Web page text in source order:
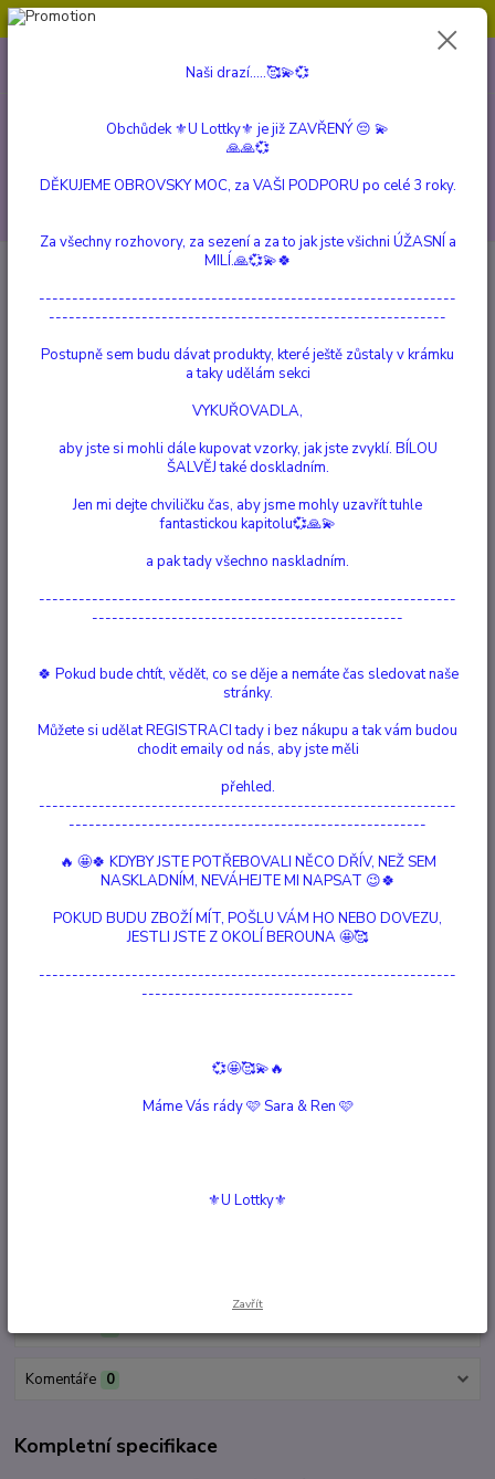
CZK
Modrý Krajkový Achát a Labradorit, náramek
Modrý Krajkový Achát a
Labradorit, náramek
Ohodnotit produkt
Krajkového Achátu a mosazných korálků. Děsíte se obtížného
rozhovoru? Modrý Achát zůstává vždy klid...
Není skladem
Nejsme plátci DPH
1 248 Kč ks
Momentálně není k dispozici
90010
Délka:
16-22 cm
Lapis Lazuli, zlatý náramek
Komentáře 0
Kompletní specifikace
Naši drazí.....🥰💫💞
Obchůdek ⚜️U Lottky⚜️ je již ZAVŘENÝ 😔 💫
🙏🙏💞
DĚKUJEME OBROVSKY MOC, za VAŠI PODPORU po celé 3 roky.
Za všechny rozhovory, za sezení a za to jak jste všichni ÚŽASNÍ a
MILÍ.🙏💞💫🍀
---------------------------------------------------------------
------------------------------------------------------------
Postupně sem budu dávat produkty, které ještě zůstaly v krámku
a taky udělám sekci
VYKUŘOVADLA,
aby jste si mohli dále kupovat vzorky, jak jste zvyklí. BÍLOU
ŠALVĚJ také doskladním.
Jen mi dejte chviličku čas, aby jsme mohly uzavřít tuhle
fantastickou kapitolu💞🙏💫
a pak tady všechno naskladním.
---------------------------------------------------------------
-----------------------------------------------
🍀 Pokud bude chtít, vědět, co se děje a nemáte čas sledovat naše
stránky.
Můžete si udělat REGISTRACI tady i bez nákupu a tak vám budou
chodit emaily od nás, aby jste měli
přehled.
---------------------------------------------------------------
------------------------------------------------------
🔥 🤩🍀 KDYBY JSTE POTŘEBOVALI NĚCO DŘÍV, NEŽ SEM
NASKLADNÍM, NEVÁHEJTE MI NAPSAT 😉🍀
POKUD BUDU ZBOŽÍ MÍT, POŠLU VÁM HO NEBO DOVEZU,
JESTLI JSTE Z OKOLÍ BEROUNA 🤩🥰
---------------------------------------------------------------
--------------------------------
💞🤩🥰💫🔥
Máme Vás rády 🩷 Sara & Ren 🩷
⚜️U Lottky⚜️
Zavřít